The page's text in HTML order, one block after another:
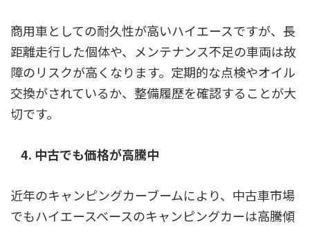
商用車としての耐久性が高いハイエースですが、長
距離走行した個体や、メンテナンス不足の車両は故
障のリスクが高くなります。定期的な点検やオイル
交換がされているか、整備履歴を確認することが大
切です。
4. 中古でも価格が高騰中
近年のキャンピングカーブームにより、中古車市場
でもハイエースベースのキャンピングカーは高騰傾